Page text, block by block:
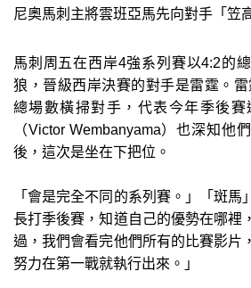
尼奧馬刺主將雲班亞馬先向對手「笠
馬刺周五在西岸4強系列賽以4:2的
狼，晉級西岸決賽的對手是雷霆。
總場數橫掃對手，代表今年季後賽
（Victor Wembanyama）也深知他
後，這次是坐在下把位。
「會是完全不同的系列賽。」「斑馬
長打季後賽，知道自己的優勢在哪裡
過，我們會看完他們所有的比賽影片
努力在第一戰就執行出來。」